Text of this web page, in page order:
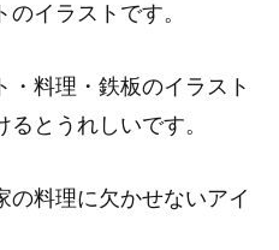
イラストです。
・料理・鉄板のイラスト
とうれしいです。
の料理に欠かせないアイ